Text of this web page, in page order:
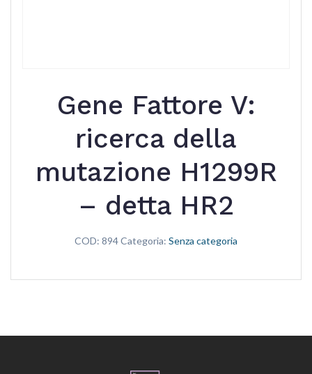
Gene Fattore V:
ricerca della
mutazione H1299R
– detta HR2
COD: 894Categoria: Senza categoria